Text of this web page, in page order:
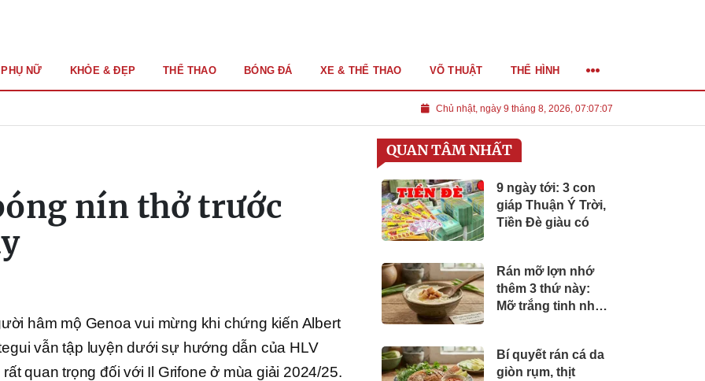
Chủ nhật, ngày 9 tháng 8, 2026, 07:07:08
PHỤ NỮ KHỎE & ĐẸP THỂ THAO BÓNG ĐÁ XE & THỂ THAO VÕ THUẬT THỂ HÌNH
nín thở trước
hâm mộ Genoa vui mừng khi chứng kiến Albert
vẫn tập luyện dưới sự hướng dẫn của HLV
quan trọng đối với Il Grifone ở mùa giải 2024/25.
QUAN TÂM NHẤT
9 ngày tới: 3 con
giáp Thuận Ý Trời,
Tiền Đè giàu có
Rán mỡ lợn nhớ
thêm 3 thứ này:
Mỡ trắng tinh như
Bí quyết rán cá da
giòn rụm, thịt